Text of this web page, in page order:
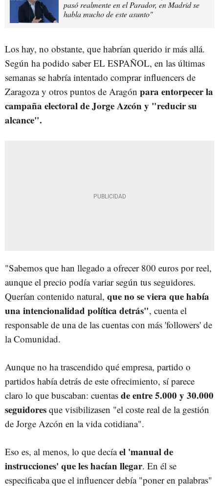
pasó realmente en el Parador, en Madrid se
habla mucho de este asunto"
Los hay, no obstante, que habrían querido ir más allá.
Según ha podido saber EL ESPAÑOL, en las últimas
semanas se habría intentado comprar influencers de
Zaragoza y otros puntos de Aragón para entorpecer la
campaña electoral de Jorge Azcón y "reducir su
alcance".
"Sabemos que han llegado a ofrecer 800 euros por reel,
aunque el precio podía variar según tus seguidores.
Querían contenido natural, que no se viera que había
una intencionalidad política detrás", cuenta el
responsable de una de las cuentas con más 'followers' de
la Comunidad.
Aunque no ha trascendido qué empresa, partido o
partidos había detrás de este ofrecimiento, sí parece
claro lo que buscaban: cuentas de entre 5.000 y 30.000
seguidores que visibilizasen "el coste real de la gestión
de Jorge Azcón en la vida cotidiana".
Eso es, al menos, lo que decíael 'manual de
instrucciones' que les hacían llegar. En él se
especificaba que el influencer debía "poner en palabras"